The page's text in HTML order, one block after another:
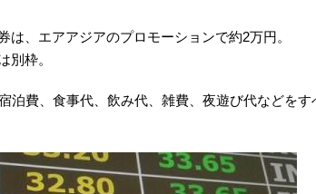
は、エアアジアのプロモーションで約2万円。
別枠。
泊費、食事代、飲み代、雑費、夜遊び代などをす